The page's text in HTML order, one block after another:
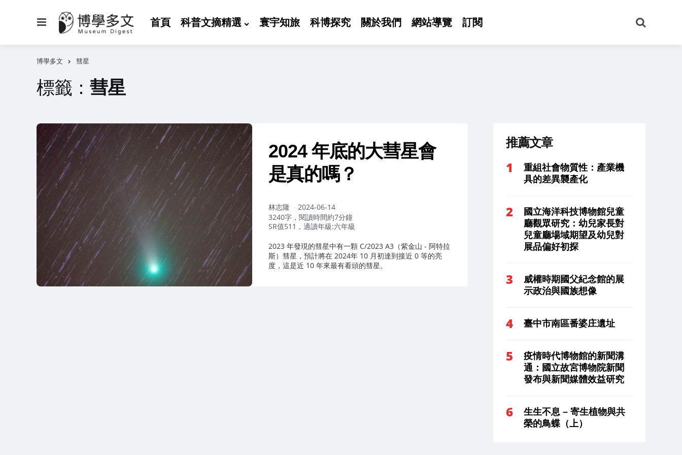
首頁 科普文摘精選 寰宇知旅 科博探究 關於我們 網站導覽 訂閱
尋
博學多文 彗星
標籤： 彗星
2024 年底的大彗星會
是真的嗎？
作
者：
林志隆
2024-06-14
3240字，閱讀時間約7分鐘
SR值511，適讀年級:六年級
2023 年發現的彗星中有一顆 C/2023 A3（紫金山 - 阿特拉
斯）彗星，預計將在 2024年 10 月初達到接近 0 等的亮
度，這是近 10 年來最有看頭的彗星。
推薦文章
重組社會物質性：產業機
具的差異襲產化
國立海洋科技博物館兒童
廳觀眾研究：幼兒家長對
兒童廳場域期望及幼兒對
展品偏好初探
威權時期國父紀念館的展
示政治與國族想像
臺中市南區番婆庄遺址
疫情時代博物館的新聞溝
通：國立故宮博物院新聞
發布與新聞媒體效益研究
生生不息 – 寄生植物與共
榮的鳥蝶（上）